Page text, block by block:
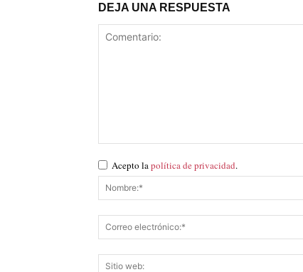
DEJA UNA RESPUESTA
Acepto lapolítica de privacidad.